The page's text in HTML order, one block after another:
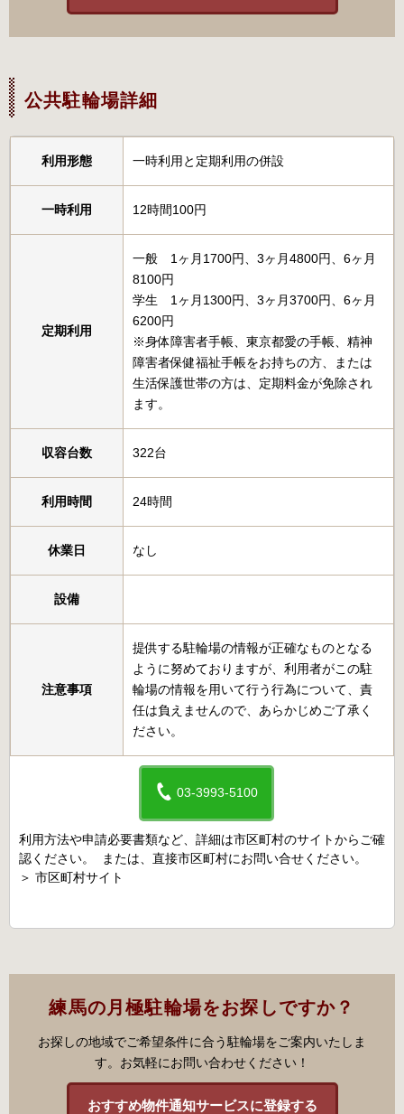
公共駐輪場詳細
利用形態 一時利用と定期利用の併設
一時利用 12時間100円
定期利用
一般 1ヶ月1700円、3ヶ月4800円、6ヶ月
8100円
学生 1ヶ月1300円、3ヶ月3700円、6ヶ月
6200円
※身体障害者手帳、東京都愛の手帳、精神
障害者保健福祉手帳をお持ちの方、または
生活保護世帯の方は、定期料金が免除され
ます。
収容台数 322台
利用時間 24時間
休業日 なし
設備
注意事項
提供する駐輪場の情報が正確なものとなる
ように努めておりますが、利用者がこの駐
輪場の情報を用いて行う行為について、責
任は負えませんので、あらかじめご了承く
ださい。
03-3993-5100
利用方法や申請必要書類など、詳細は市区町村のサイトからご確
認ください。 または、直接市区町村にお問い合せください。
＞ 市区町村サイト
練馬の月極駐輪場をお探しですか？
お探しの地域でご希望条件に合う駐輪場をご案内いたしま
す。お気軽にお問い合わせください！
おすすめ物件通知サービスに登録する